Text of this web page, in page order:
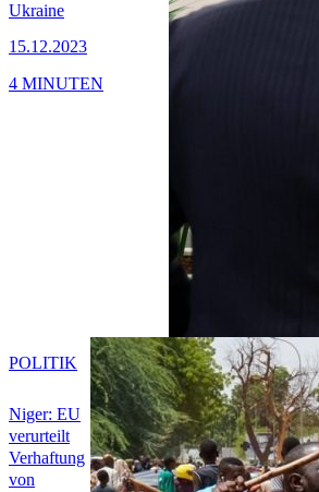
Ukraine
15.12.2023
4 MINUTEN
Niger: EU
verurteilt
Verhaftung
von
POLITIK